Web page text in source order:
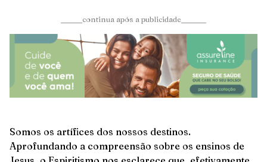
______continua após a publicidade_______
Somos os artífices dos nossos destinos.
Aprofundando a compreensão sobre os ensinos de